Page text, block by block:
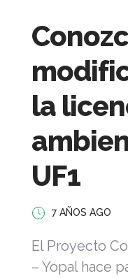
la
UF1
7 AÑOS AGO
El Proyecto
– Yopal hace